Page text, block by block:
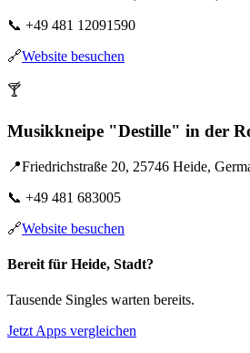
📞 +49 481 12091590
🔗Website besuchen
🍸
Musikkneipe "Destille" in der
📍Friedrichstraße 20, 25746 Heide,
📞 +49 481 683005
🔗Website besuchen
Bereit für Heide, Stadt?
Tausende Singles warten bereits.
Jetzt Apps vergleichen